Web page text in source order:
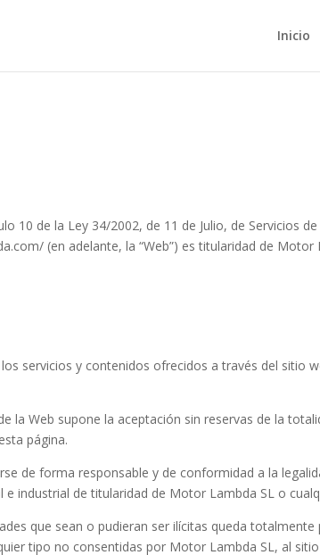
Inicio
10 de la Ley 34/2002, de 11 de Julio, de Servicios
(en adelante, la “Web”) es titularidad de Motor
servicios y contenidos ofrecidos a través del sitio
la Web supone la aceptación sin reservas de la
página.
de forma responsable y de conformidad a la
industrial de titularidad de Motor Lambda SL o
que sean o pudieran ser ilícitas queda
tipo no consentidas por Motor Lambda SL, al